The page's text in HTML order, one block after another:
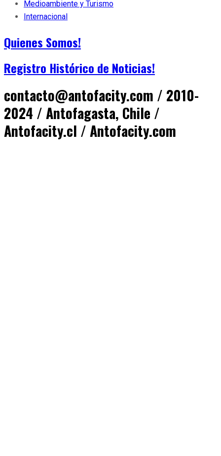
Medioambiente y Turismo
Internacional
Quienes Somos!
Registro Histórico de Noticias!
contacto@antofacity.com / 2010-
2024 / Antofagasta, Chile /
Antofacity.cl / Antofacity.com